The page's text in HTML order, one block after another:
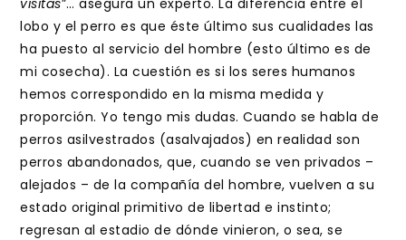
visitas”… asegura un experto. La diferencia entre el
lobo y el perro es que éste último sus cualidades las
ha puesto al servicio del hombre (esto último es de
mi cosecha). La cuestión es si los seres humanos
hemos correspondido en la misma medida y
proporción. Yo tengo mis dudas. Cuando se habla de
perros asilvestrados (asalvajados) en realidad son
perros abandonados, que, cuando se ven privados –
alejados – de la compañía del hombre, vuelven a su
estado original primitivo de libertad e instinto;
regresan al estadio de dónde vinieron, o sea, se